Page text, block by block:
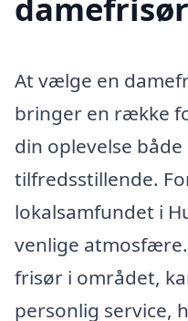
At vælge en
bringer en række
din oplevelse
tilfredsstillende.
lokalsamfundet i
venlige
frisør i området,
personlig service,